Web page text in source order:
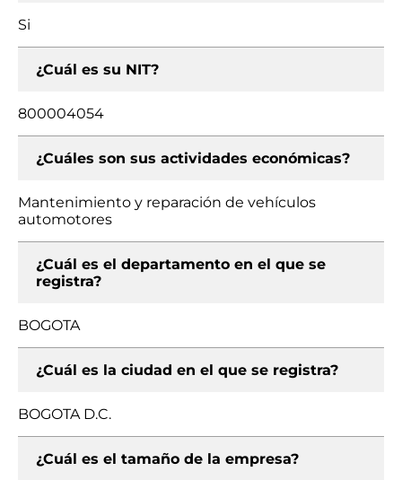
Si
¿Cuál es su NIT?
800004054
¿Cuáles son sus actividades económicas?
Mantenimiento y reparación de vehículos
automotores
¿Cuál es el departamento en el que se
registra?
BOGOTA
¿Cuál es la ciudad en el que se registra?
BOGOTA D.C.
¿Cuál es el tamaño de la empresa?